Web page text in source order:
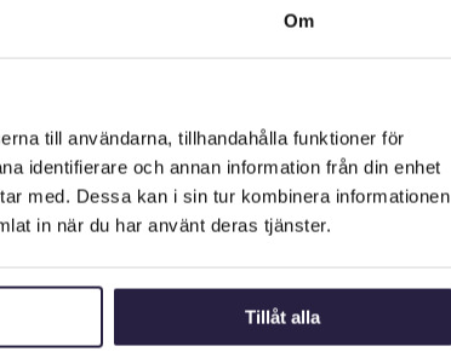
Om
till användarna, tillhandahålla funktioner för
identifierare och annan information från din enhet
med. Dessa kan i sin tur kombinera informationen
in när du har använt deras tjänster.
Tillåt alla
29kr
ditt val längst upp